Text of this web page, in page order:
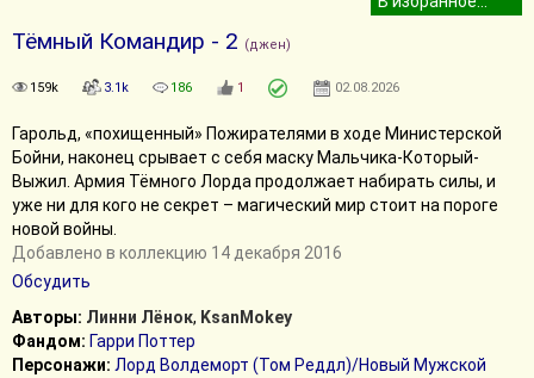
Тёмный Командир - 2 (джен)
159k 3.1k 186 1 02.08.2026
Гарольд, «похищенный» Пожирателями в ходе Министерской
Бойни, наконец срывает с себя маску Мальчика-Который-
Выжил. Армия Тёмного Лорда продолжает набирать силы, и
уже ни для кого не секрет – магический мир стоит на пороге
новой войны.
Добавлено в коллекцию 14 декабря 2016
Обсудить
Авторы: Линни Лёнок, KsanMokey
Фандом: Гарри Поттер
Персонажи: Лорд Волдеморт (Том Реддл)/Новый Мужской